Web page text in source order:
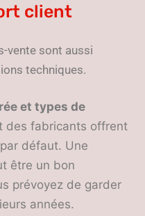
client
vente sont aussi
techniques.
et types de
des fabricants offrent
défaut. Une
être un bon
prévoyez de garder
années.